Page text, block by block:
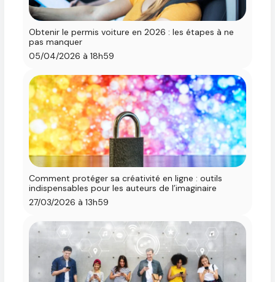
Obtenir le permis voiture en 2026 : les étapes à ne
pas manquer
05/04/2026 à 18h59
Comment protéger sa créativité en ligne : outils
indispensables pour les auteurs de l’imaginaire
27/03/2026 à 13h59